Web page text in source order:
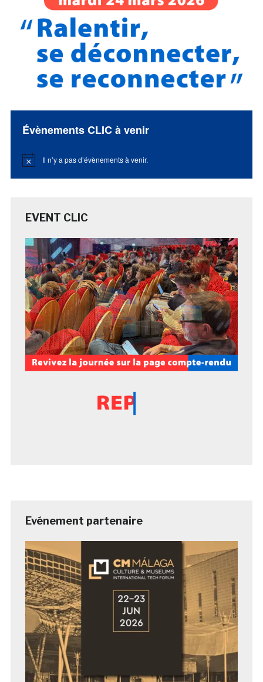
Évènements CLIC à venir
Notice Il n’y a pas d’évènements à venir.
EVENT CLIC
Evénement partenaire